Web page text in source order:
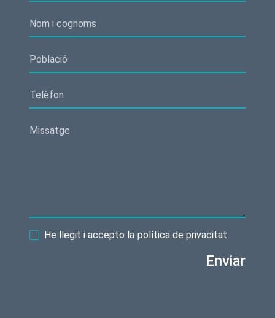
He llegit i accepto la política de privacitat
Enviar